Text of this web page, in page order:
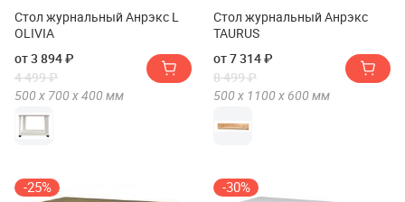
Стол журнальный Анрэкс L
OLIVIA
от 3 894 ₽
4 499 ₽
500 х 700 х400 мм
Стол журнальный Анрэкс
TAURUS
от 7 314 ₽
8 499 ₽
500 х 1100 х 600 мм
-25% -30%